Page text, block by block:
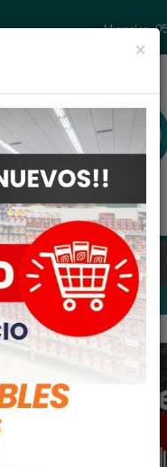
Miercoles,
REGIONALES
×